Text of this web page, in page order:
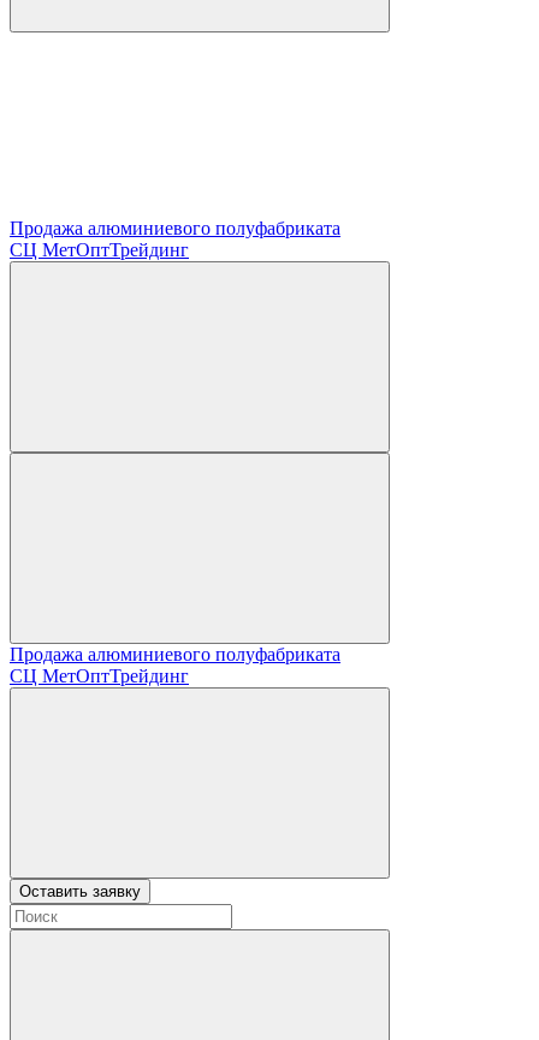
Продажа алюминиевого полуфабриката
СЦ МетОптТрейдинг
Продажа алюминиевого полуфабриката
СЦ МетОптТрейдинг
Оставить заявку